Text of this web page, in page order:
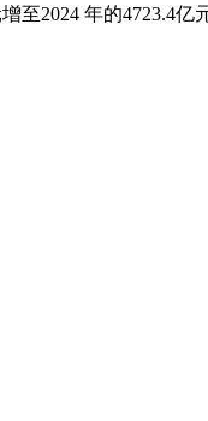
至2024 年的4723.4